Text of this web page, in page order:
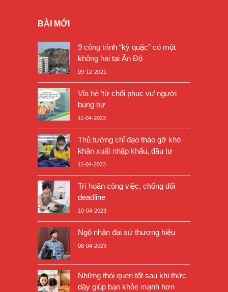
BÀI MỚI
9 công trình “kỳ quặc” có một
không hai tại Ấn Độ
09-12-2021
Vỉa hè ‘từ chối phục vụ’ người
bụng bự
11-04-2023
Thủ tướng chỉ đạo tháo gỡ khó
khăn xuất nhập khẩu, đầu tư
11-04-2023
Trì hoãn công việc, chống đối
deadline
10-04-2023
Ngộ nhận đại sứ thương hiệu
08-04-2023
Những thói quen tốt sau khi thức
dậy giúp bạn khỏe mạnh hơn